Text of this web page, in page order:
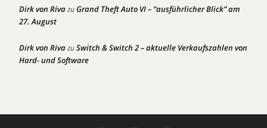
Dirk von RivazuGrand Theft Auto VI – “ausführlicher Blick” am
27. August
Dirk von RivazuSwitch & Switch 2 – aktuelle Verkaufszahlen von
Hard- und Software